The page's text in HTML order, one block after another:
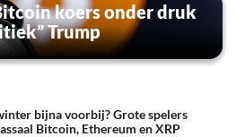
koers onder druk
Trump
bijna voorbij? Grote spelers
Bitcoin, Ethereum en XRP